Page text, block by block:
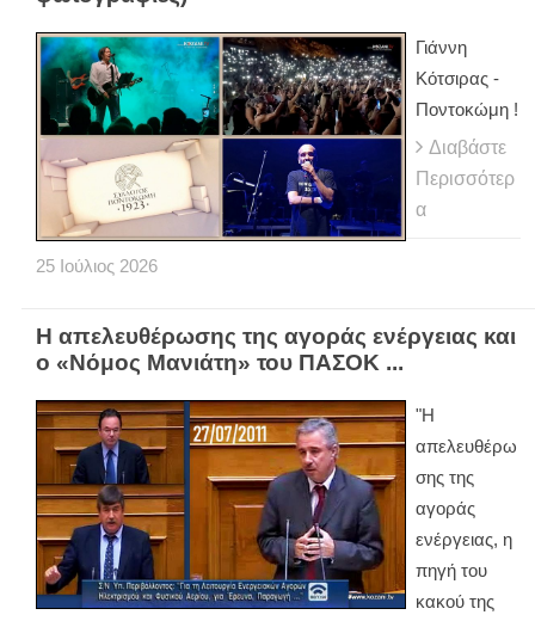
Γιάννη
Κότσιρας -
Ποντοκώμη !
Διαβάστε
Περισσότερ
α
25 Ιούλιος 2026
Η απελευθέρωσης της αγοράς ενέργειας και
ο «Νόμος Μανιάτη» του ΠΑΣΟΚ ...
"Η
απελευθέρω
σης της
αγοράς
ενέργειας, η
πηγή του
κακού της